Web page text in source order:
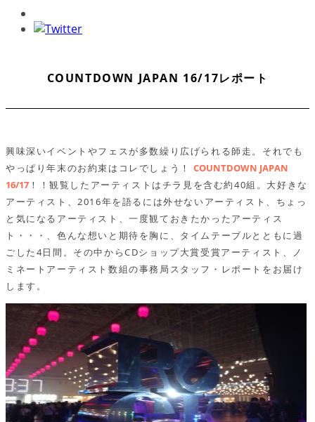
COUNTDOWN JAPAN 16/17レポート
興味深いイベントやフェスが多数繰り広げられる師走。それでも
やっぱり年末のお約束はコレでしょう！COUNTDOWN JAPAN
16/17 ！！観覧したアーティストはチラ見を含む約40組。大好きな
アーティスト、2016年を語るには外せないアーティスト、ちょっ
と気になるアーティスト、一度観ておきたかったアーティス
ト・・・、色んな想いと期待を胸に、タイムテーブルとともに過
ごした4日間。その中からCDショップ大賞受賞アーティスト、ノ
ミネートアーティスト数組の事務局スタッフ・レポートをお届け
します。